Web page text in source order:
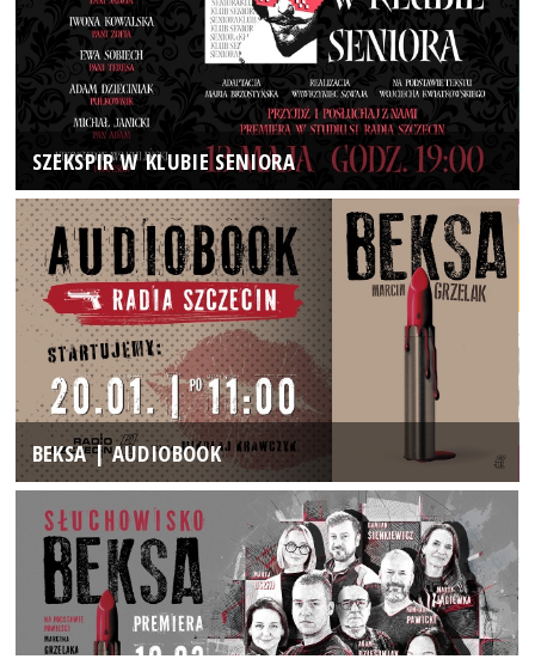
SZEKSPIR W KLUBIE SENIORA
BEKSA | AUDIOBOOK